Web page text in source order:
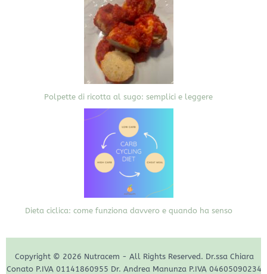
Polpette di ricotta al sugo: semplici e leggere
Dieta ciclica: come funziona davvero e quando ha senso
Copyright © 2026 Nutracem - All Rights Reserved. Dr.ssa Chiara
Conato P.IVA 01141860955 Dr. Andrea Manunza P.IVA 04605090234